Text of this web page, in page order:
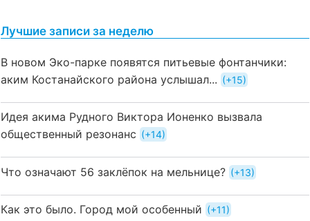
Лучшие записи за неделю
В новом Эко-парке появятся питьевые фонтанчики:
аким Костанайского района услышал...
+15
Идея акима Рудного Виктора Ионенко вызвала
общественный резонанс
+14
Что означают 56 заклёпок на мельнице? +13
Как это было. Город мой особенный +11